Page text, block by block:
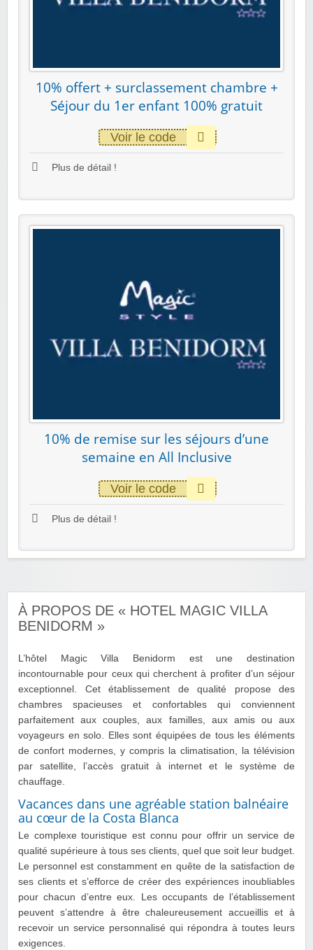
10% offert + surclassement chambre +
Séjour du 1er enfant 100% gratuit
Voir le code
Plus de détail !
10% de remise sur les séjours d’une
semaine en All Inclusive
Voir le code
Plus de détail !
À PROPOS DE « HOTEL MAGIC VILLA
BENIDORM »
L’hôtel Magic Villa Benidorm est une destination
incontournable pour ceux qui cherchent à profiter d’un séjour
exceptionnel. Cet établissement de qualité propose des
chambres spacieuses et confortables qui conviennent
parfaitement aux couples, aux familles, aux amis ou aux
voyageurs en solo. Elles sont équipées de tous les éléments
de confort modernes, y compris la climatisation, la télévision
par satellite, l’accès gratuit à internet et le système de
chauffage.
Vacances dans une agréable station balnéaire
au cœur de la Costa Blanca
Le complexe touristique est connu pour offrir un service de
qualité supérieure à tous ses clients, quel que soit leur budget.
Le personnel est constamment en quête de la satisfaction de
ses clients et s’efforce de créer des expériences inoubliables
pour chacun d’entre eux. Les occupants de l’établissement
peuvent s’attendre à être chaleureusement accueillis et à
recevoir un service personnalisé qui répondra à toutes leurs
exigences.